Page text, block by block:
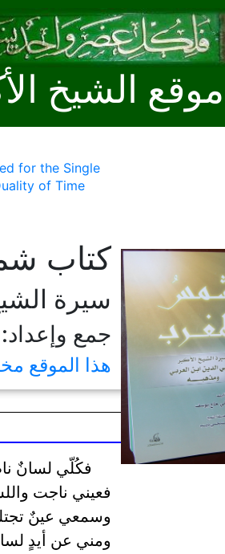
موقع الشيخ
for the Single
of Time
كتاب
سيرة
جمع
هذا الموقع
فكُلّي لسانٌ
فعيني ناجت
وسمعي عينٌ
ومني عن أيدٍ